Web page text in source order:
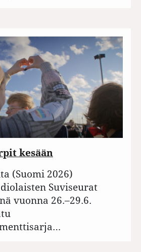
kesään
(Suomi 2026)
Suviseurat
vuonna 26.–29.6.